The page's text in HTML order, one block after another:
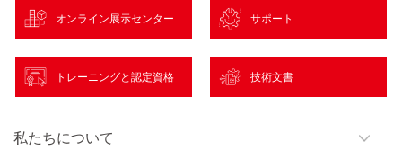
オンライン展示センター サポート
トレーニングと認定資格 技術文書
私たちについて